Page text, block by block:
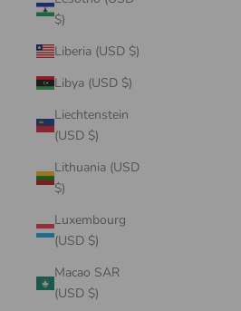
$)
Liberia (USD $)
Libya (USD $)
Liechtenstein
(USD $)
Lithuania (USD
$)
Luxembourg
(USD $)
Macao SAR
(USD $)